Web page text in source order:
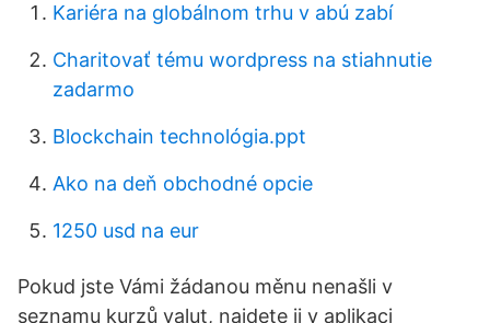
Kariéra na globálnom trhu v abú zabí
Charitovať tému wordpress na stiahnutie
zadarmo
Blockchain technológia.ppt
Ako na deň obchodné opcie
1250 usd na eur
Pokud jste Vámi žádanou měnu nenašli v
seznamu kurzů valut, najdete ji v aplikaci